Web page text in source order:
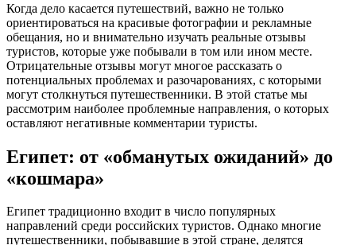
Когда дело касается путешествий, важно не только
ориентироваться на красивые фотографии и рекламные
обещания, но и внимательно изучать реальные отзывы
туристов, которые уже побывали в том или ином месте.
Отрицательные отзывы могут многое рассказать о
потенциальных проблемах и разочарованиях, с которыми
могут столкнуться путешественники. В этой статье мы
рассмотрим наиболее проблемные направления, о которых
оставляют негативные комментарии туристы.
Египет: от «обманутых ожиданий» до
«кошмара»
Египет традиционно входит в число популярных
направлений среди российских туристов. Однако многие
путешественники, побывавшие в этой стране, делятся